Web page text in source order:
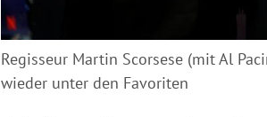
Regisseur Martin Scorsese (mit Al
wieder unter den Favoriten